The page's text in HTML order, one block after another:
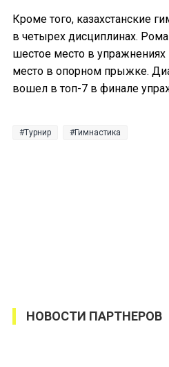
Кроме того, казахстанские
в четырех дисциплинах.
шестое место в упражнениях
место в опорном прыжке.
вошел в топ-7 в финале
Турнир Гимнастика
НОВОСТИ ПАРТНЕРОВ